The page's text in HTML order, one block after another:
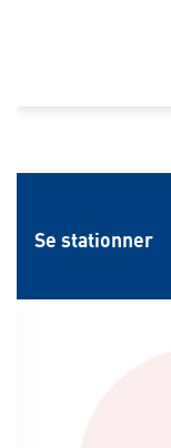
Se stationner